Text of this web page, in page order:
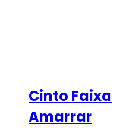
Cinto Faixa
Amarrar